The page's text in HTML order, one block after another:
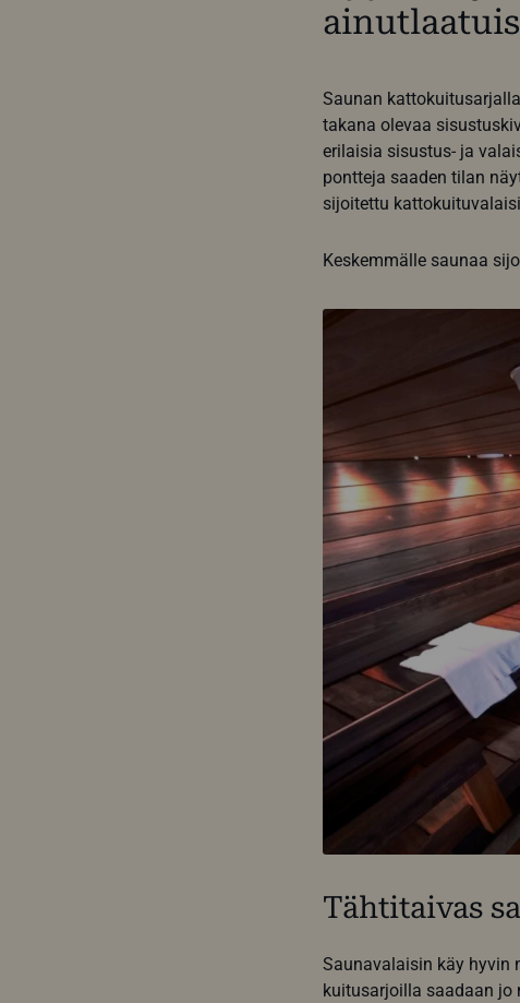
Saunan
takana olevaa
erilaisia sisustus- ja
pontteja saaden tilan
sijoitettu
Keskemmälle saunaa
Tähtitaivas
Saunavalaisin käy hyvin
kuitusarjoilla saadaan jo